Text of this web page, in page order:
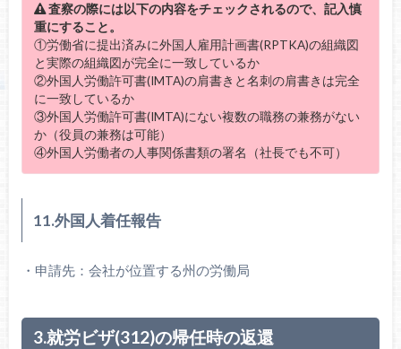
査察の際には以下の内容をチェックされるので、記入慎
重にすること。
①労働省に提出済みに外国人雇用計画書(RPTKA)の組織図
と実際の組織図が完全に一致しているか
②外国人労働許可書(IMTA)の肩書きと名刺の肩書きは完全
に一致しているか
③外国人労働許可書(IMTA)にない複数の職務の兼務がない
か（役員の兼務は可能）
④外国人労働者の人事関係書類の署名（社長でも不可）
11.外国人着任報告
・申請先：会社が位置する州の労働局
3.就労ビザ(312)の帰任時の返還